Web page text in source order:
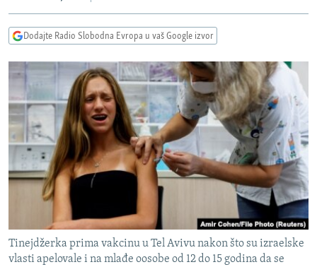
pretragu
FOTOGALERIJE
INFOGRAFIKE
PODCASTI
RAT U UKRAJINI
KINA NA BALKANU
RSE PRIČE IZ SVIJETA
ISPRIČAJ MI
DNEVNO@RSE
SPECIJALI RSE
VIŠE OD NASLOVA
GENOCID U SREBRENICI
POPLAVE I KLIZIŠTA U BIH 2024.
Dodajte Radio Slobodna Evropa u vaš Google izvor
Tinejdžerka prima vakcinu u Tel Avivu nakon što su izraelske
vlasti apelovale i na mlađe oosobe od 12 do 15 godina da se